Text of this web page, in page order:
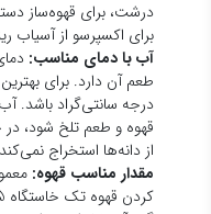
با رعایت این نکات، می‌توانید
دم کرده و از طعم‌های بی‌نظیر آن
نتیجه گیری
قهوه تک خاستگاه به‌دلیل
دقیق، محبوبیت زیادی در میان
متفاوت و غنی از منشاء خاص
اصالت نیز مورد توجه قرار